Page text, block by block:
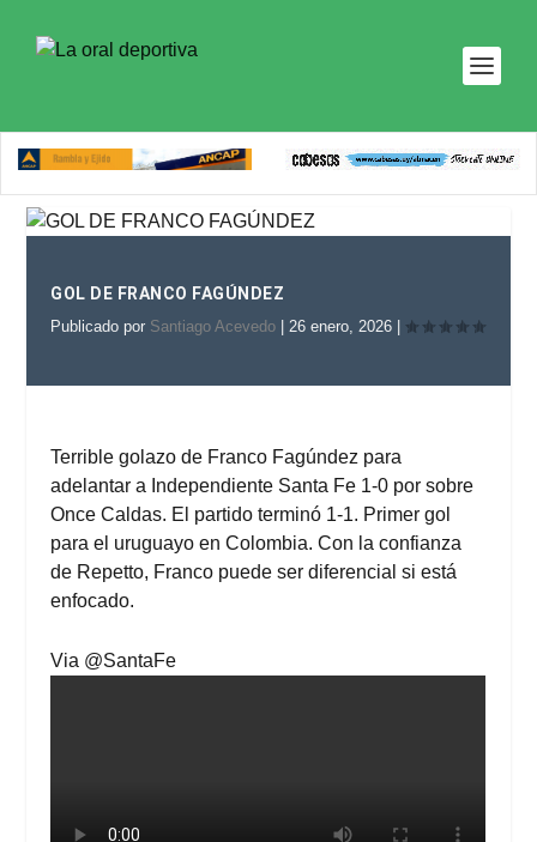
GOL DE FRANCO FAGÚNDEZ
Publicado por Santiago Acevedo |26 enero, 2026
Terrible golazo de Franco Fagúndez para
adelantar a Independiente Santa Fe 1-0 por sobre
Once Caldas. El partido terminó 1-1. Primer gol
para el uruguayo en Colombia. Con la confianza
de Repetto, Franco puede ser diferencial si está
enfocado.
Via @SantaFe